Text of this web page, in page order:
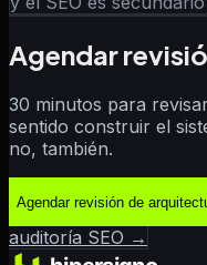
Agendar
30 minutos para
sentido construir el
no, también.
Agendar revisión de
auditoría SEO →